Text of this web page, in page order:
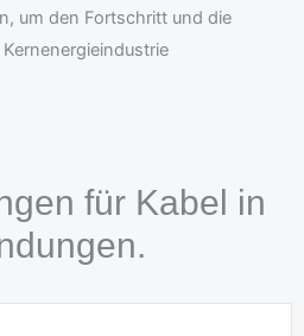
um den Fortschritt und die
für Kabel in